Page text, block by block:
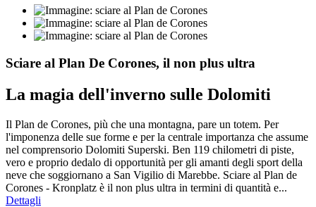
Sciare al Plan De Corones, il non plus ultra
La magia dell'inverno sulle Dolomiti
Il Plan de Corones, più che una montagna, pare un totem. Per
l'imponenza delle sue forme e per la centrale importanza che assume
nel comprensorio Dolomiti Superski. Ben 119 chilometri di piste,
vero e proprio dedalo di opportunità per gli amanti degli sport della
neve che soggiornano a San Vigilio di Marebbe. Sciare al Plan de
Corones - Kronplatz è il non plus ultra in termini di quantità e...
Dettagli